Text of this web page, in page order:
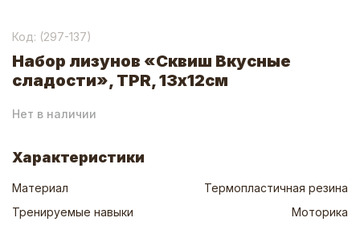
Код: (297-137)
Набор лизунов «Сквиш Вкусные
сладости», TPR, 13х12см
Нет в наличии
Характеристики
Материал
Термопластичная резина
Тренируемые навыки
Моторика